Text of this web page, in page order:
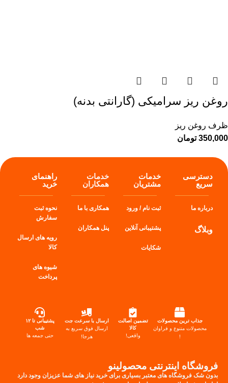
روغن ریز سرامیکی (گارانتی بدنه)
ظرف روغن ریز
350,000 تومان
دسترسی
سریع
درباره ما
وبلاگ
خدمات
مشتریان
ثبت نام / ورود
پشتیبانی آنلاین
شکایات
خدمات
همکاران
همکاری با ما
پنل همکاران
راهنمای
خرید
نحوه ثبت
سفارش
رویه های ارسال
کالا
شیوه های
پرداخت
جذاب ترین محصولات
محصولات متنوع و فراوان
!
تضمین اصالت
کالا
واقعی!
ارسال با سرعت جت
ارسال فوق سریع به
هرجا!
پشتیبانی تا ۱۲
شب
حتی جمعه ها
فروشگاه اینترنتی محصولینو
بدون شک فروشگاه های معتبر بسیاری برای خرید نیاز های شما عزیزان وجود دارد